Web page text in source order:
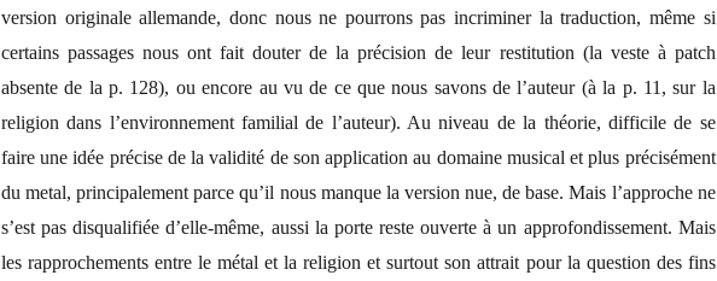
version originale allemande, donc nous ne pourrons pas incriminer la traduction, même si
certains passages nous ont fait douter de la précision de leur restitution (la veste à patch
absente de la p. 128), ou encore au vu de ce que nous savons de l’auteur (à la p. 11, sur la
religion dans l’environnement familial de l’auteur). Au niveau de la théorie, difficile de se
faire une idée précise de la validité de son application au domaine musical et plus précisément
du metal, principalement parce qu’il nous manque la version nue, de base. Mais l’approche ne
s’est pas disqualifiée d’elle-même, aussi la porte reste ouverte à un approfondissement. Mais
les rapprochements entre le métal et la religion et surtout son attrait pour la question des fins